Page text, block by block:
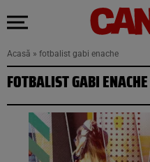
Acasă » fotbalist gabi enache
FOTBALIST GABI ENACHE